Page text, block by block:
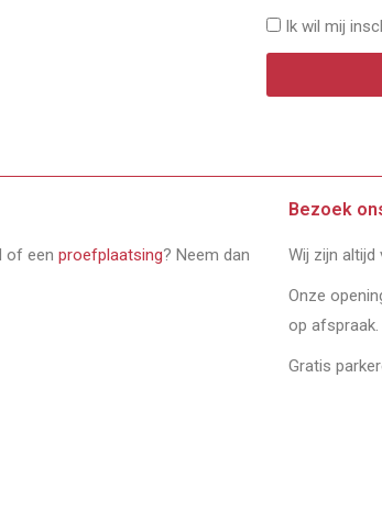
Ik wil mij
of een proefplaatsing? Neem dan
Bezoek
Wij zijn
Onze
op afspraak.
Gratis